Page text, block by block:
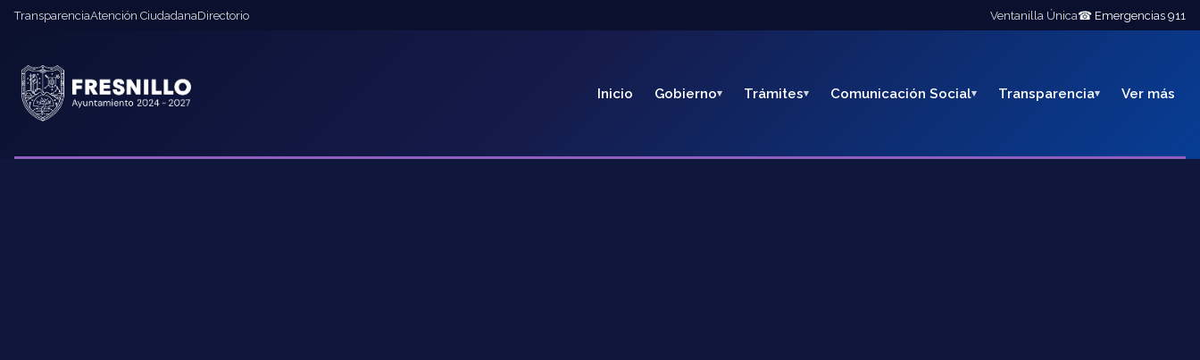
TransparenciaAtención CiudadanaDirectorio Ventanilla Única☎ Emergencias 911
Inicio Gobierno Trámites Comunicación Social Transparencia Ver más